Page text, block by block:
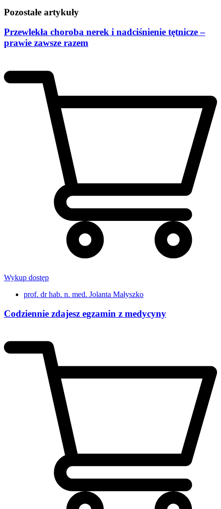
Pozostałe artykuły
Przewlekła choroba nerek i nadciśnienie tętnicze –
prawie zawsze razem
Wykup dostęp
prof. dr hab. n. med. Jolanta Małyszko
Codziennie zdajesz egzamin z medycyny